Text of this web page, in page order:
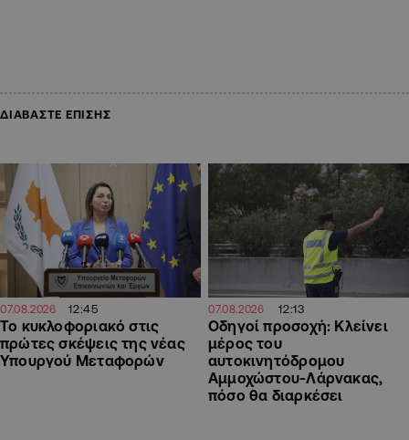
ΔΙΑΒΑΣΤΕ ΕΠΙΣΗΣ
07.08.2026 12:45
Το κυκλοφοριακό στις
πρώτες σκέψεις της νέας
Υπουργού Μεταφορών
07.08.2026 12:13
Οδηγοί προσοχή: Κλείνει
μέρος του
αυτοκινητόδρομου
Αμμοχώστου-Λάρνακας,
πόσο θα διαρκέσει